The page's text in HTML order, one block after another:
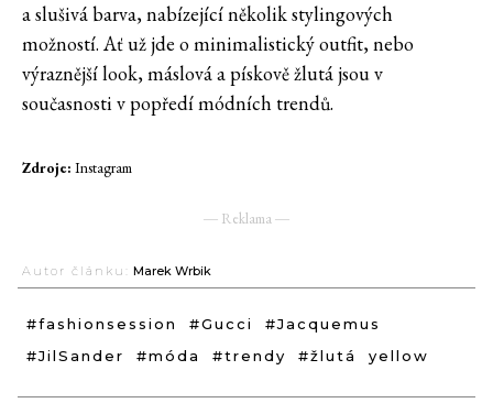
a slušivá barva, nabízející několik stylingových
možností. Ať už jde o minimalistický outfit, nebo
výraznější look, máslová a pískově žlutá jsou v
současnosti v popředí módních trendů.
Zdroje: Instagram
― Reklama ―
Autor článku: Marek Wrbik
#fashionsession #Gucci
#Jacquemus
#JilSander
#móda #trendy #žlutá yellow